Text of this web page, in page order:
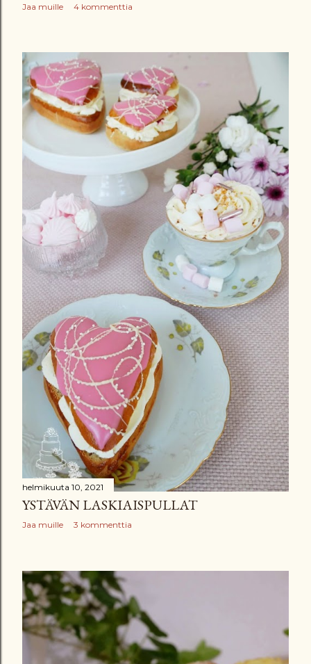
Jaa muille 4 kommenttia
helmikuuta 10, 2021
YSTÄVÄN LASKIAISPULLAT
Jaa muille 3 kommenttia